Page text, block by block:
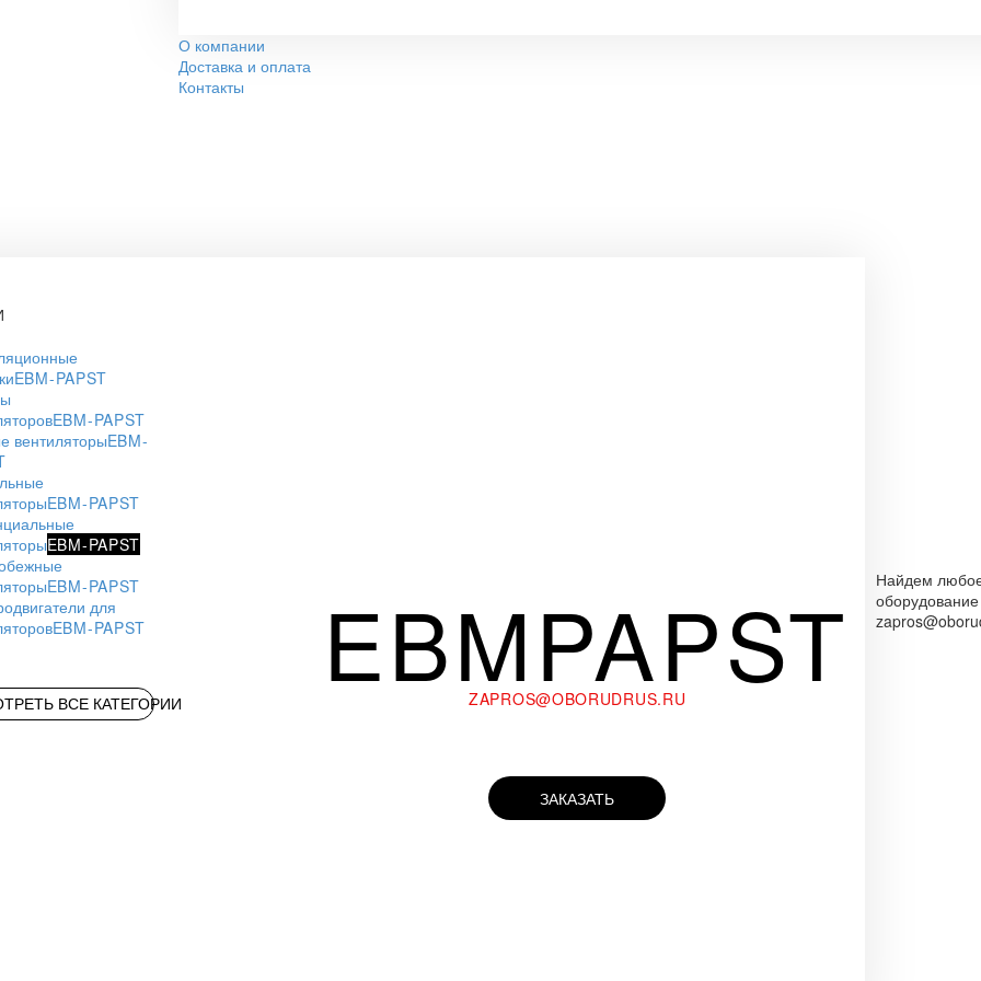
О компании
Доставка и оплата
Контакты
EBM-PAPST
EBM-PAPST
вентиляторыEBM-
EBM-PAPST
EBM-PAPST
EBM-PAPST
для
EBM-PAPST
ВСЕ КАТЕГОРИИ EBMPAPST
ZAPROS@OBORUDRUS.RU
ЗАКАЗАТЬ
Найдем
оборудование